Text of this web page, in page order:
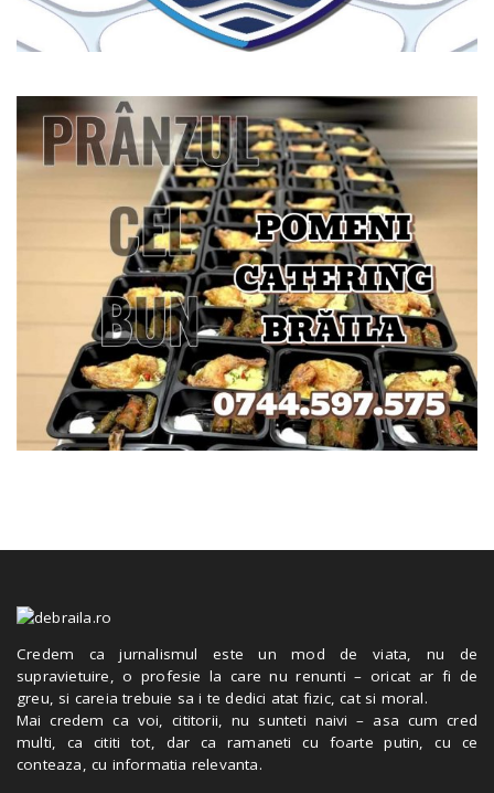
Credem ca jurnalismul este un mod de viata, nu de
supravietuire, o profesie la care nu renunti – oricat ar fi de
greu, si careia trebuie sa i te dedici atat fizic, cat si moral.
Mai credem ca voi, cititorii, nu sunteti naivi – asa cum cred
multi, ca cititi tot, dar ca ramaneti cu foarte putin, cu ce
conteaza, cu informatia relevanta.